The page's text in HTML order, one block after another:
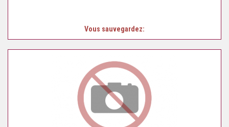
Vous sauvegardez: